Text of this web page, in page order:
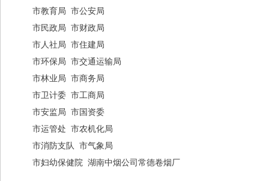
市教育局 市公安局
市民政局 市财政局
市人社局 市住建局
市环保局 市交通运输局
市林业局 市商务局
市卫计委 市工商局
市安监局 市国资委
市运管处 市农机化局
市消防支队 市气象局
市妇幼保健院 湖南中烟公司常德卷烟厂